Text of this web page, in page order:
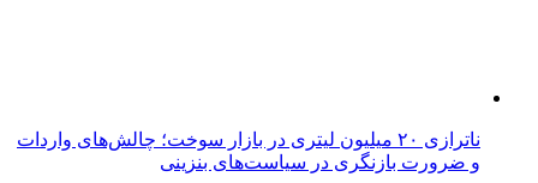
ناترازی ۲۰ میلیون لیتری در بازار سوخت؛ چالش‌های واردات
و ضرورت بازنگری در سیاست‌های بنزینی